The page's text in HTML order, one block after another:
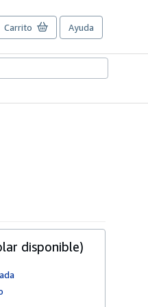
Carrito Ayuda
disponible)